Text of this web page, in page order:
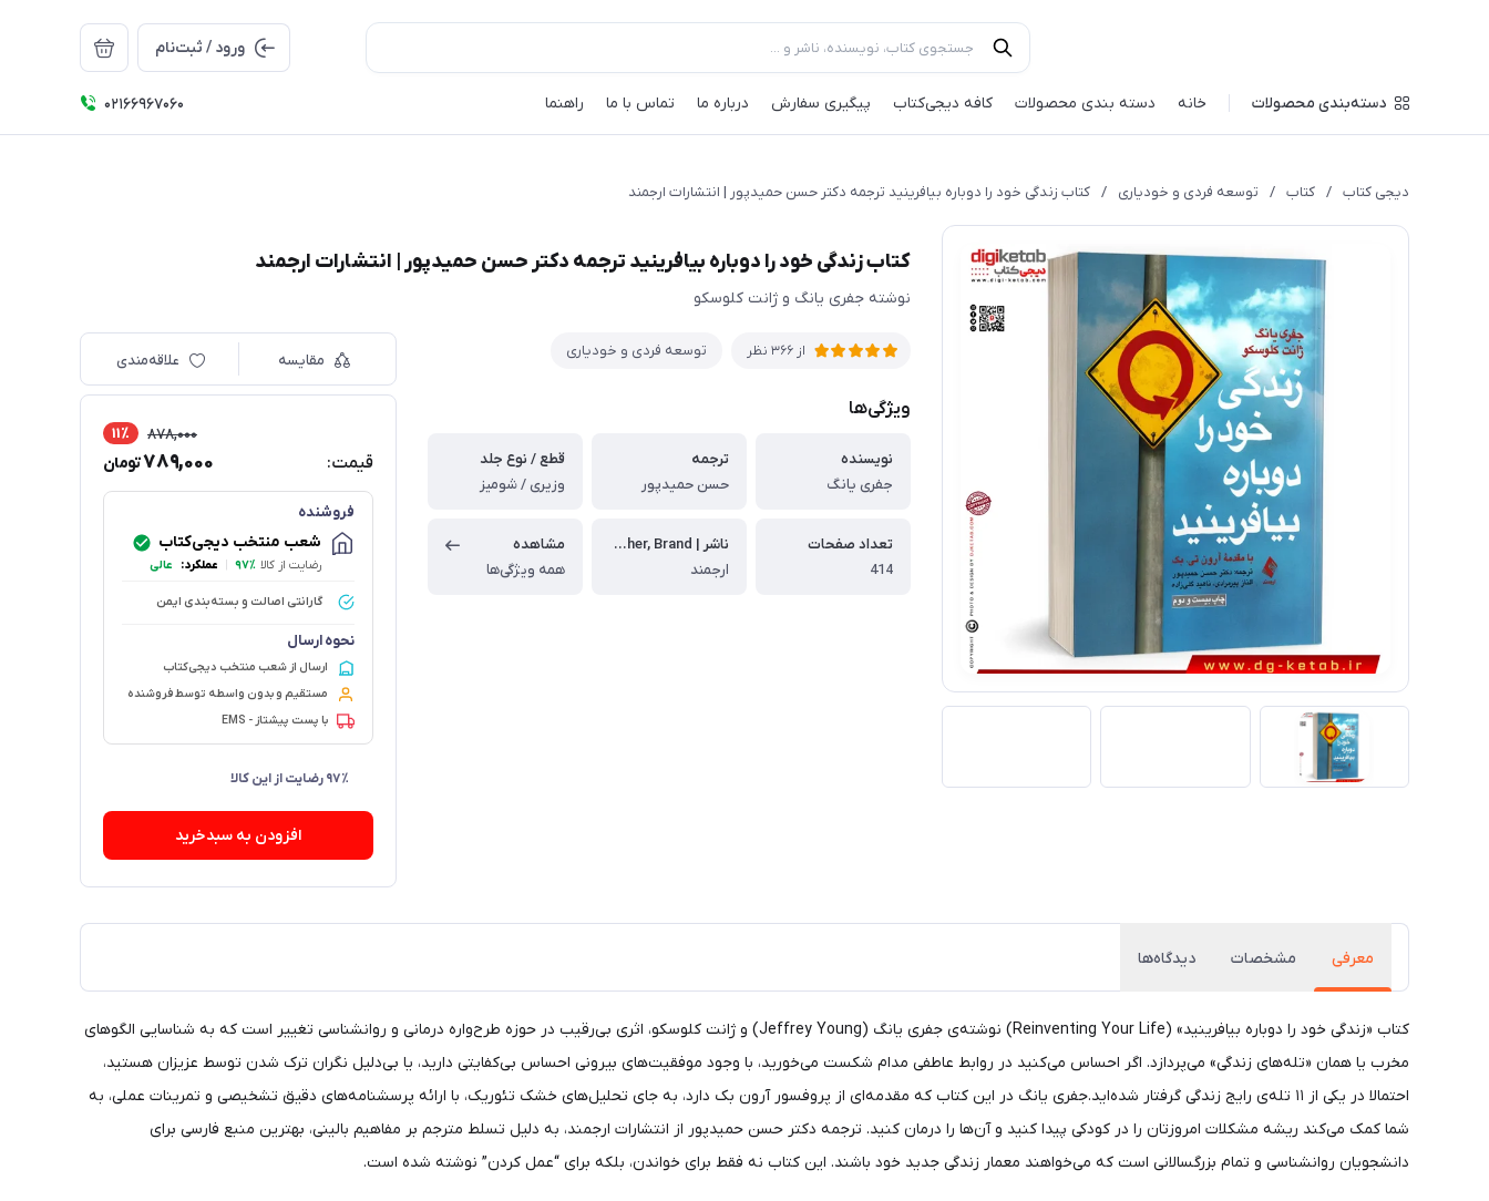
ورود / ثبت‌نام
دسته‌بندی محصولات خانه دسته بندی محصولات کافه‌ دیجی‌کتاب پیگیری سفارش درباره ما تماس با ما راهنما ۰۲۱66967060
دیجی کتاب / کتاب / توسعه فردی و خودیاری / کتاب زندگی خود را دوباره بیافرینید ترجمه دکتر حسن حمیدپور | انتشارات ارجمند
کتاب زندگی خود را دوباره بیافرینید ترجمه دکتر حسن حمیدپور | انتشارات ارجمند
نوشته‌ جفری یانگ و ژانت کلوسکو
از366 نظر توسعه فردی و خودیاری
ویژگی‌ها
نویسنده
جفری یانگ
ترجمه
حسن حمیدپور
قطع / نوع جلد
وزیری / شومیز
تعداد صفحات
414
ناشر | Publisher, Brand
ارجمند
مشاهده
همه ویژگی‌ها
مقایسه علاقه‌مندی
قیمت:
878,000 11٪
789,000تومان
فروشنده
شعب منتخب دیجی‌کتاب
رضایت از کالا ۹۷٪ عملکرد: عالی
گارانتی اصالت و بسته‌بندی ایمن
نحوه ارسال
ارسال از شعب منتخب دیجی‌کتاب
مستقیم و بدون واسطه توسط فروشنده
با پست پیشتاز - EMS
۴۵ فروش در هفته گذشته
افزودن به سبدخرید
معرفی مشخصات دیدگاه‌ها
کتاب «زندگی خود را دوباره بیافرینید» (Reinventing Your Life) نوشته‌ی جفری یانگ (Jeffrey Young) و ژانت کلوسکو، اثری بی‌رقیب در حوزه طرح‌واره درمانی و روانشناسی تغییر است که به شناسایی الگوهای
مخرب یا همان «تله‌های زندگی» می‌پردازد. اگر احساس می‌کنید در روابط عاطفی مدام شکست می‌خورید، با وجود موفقیت‌های بیرونی احساس بی‌کفایتی دارید، یا بی‌دلیل نگران ترک شدن توسط عزیزان هستید،
احتمالا در یکی از ۱۱ تله‌ی رایج زندگی گرفتار شده‌اید.جفری یانگ در این کتاب که مقدمه‌ای از پروفسور آرون بک دارد، به جای تحلیل‌های خشک تئوریک، با ارائه پرسشنامه‌های دقیق تشخیصی و تمرینات عملی، به
شما کمک می‌کند ریشه مشکلات امروزتان را در کودکی پیدا کنید و آن‌ها را درمان کنید. ترجمه دکتر حسن حمیدپور از انتشارات ارجمند، به دلیل تسلط مترجم بر مفاهیم بالینی، بهترین منبع فارسی برای
دانشجویان روانشناسی و تمام بزرگسالانی است که می‌خواهند معمار زندگی جدید خود باشند. این کتاب نه فقط برای خواندن، بلکه برای “عمل کردن” نوشته شده است.